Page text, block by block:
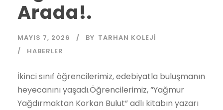
Arada!.
MAYIS 7, 2026 BY TARHAN KOLEJI
HABERLER
İkinci sınıf öğrencilerimiz, edebiyatla buluşmanın
heyecanını yaşadı.Öğrencilerimiz, “Yağmur
Yağdırmaktan Korkan Bulut” adlı kitabın yazarı